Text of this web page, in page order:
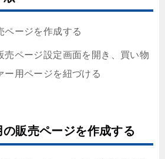
ページを作成する
売ページ設定画面を開き、買い物
ー用ページを紐づける
の販売ページを作成する